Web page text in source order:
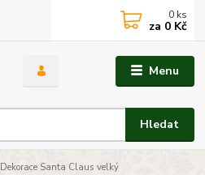
Menu
Hledat
0 ks
za 0 Kč
Dekorace Santa Claus velký